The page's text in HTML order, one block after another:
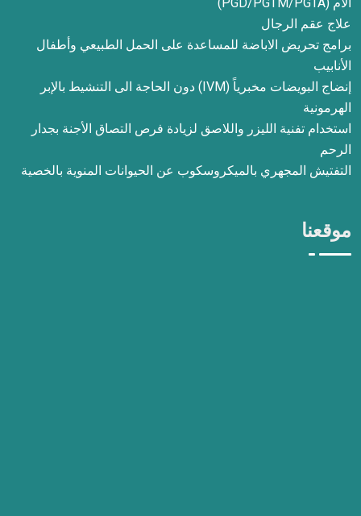
علاج عقم الرجال
برامج تحريض الاباضة للمساعدة على الحمل الطبيعي وأطفال
الأنابيب
إنضاج البويضات مخبرياً (IVM) دون الحاجة الى التنشيط بالإبر
الهرمونية
استخدام تفنية الليزر واللاصق لزيادة فرص التصاق الأجنة بجدار
الرحم
التفتيش المجهري بالميكروسكوب عن الحيوانات المنوية بالخصية
موقعنا